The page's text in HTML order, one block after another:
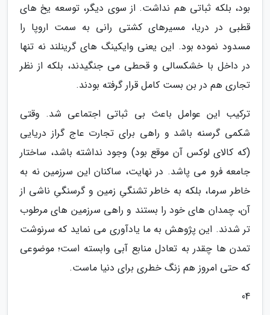
بود، بلکه ثباتی هم نداشت. از سوی دیگر، توسعه یخ های
قطبی در دریا، مسیرهای کشتی رانی به سمت اروپا را
مسدود نموده بود. این یعنی وایکینگ های گرینلند نه تنها
در داخل با خشکسالی و قحطی می جنگیدند، بلکه از نظر
تجاری هم در بن بست کامل قرار گرفته بودند.
ترکیب این عوامل باعث بی ثباتی اجتماعی شد. وقتی
شکمی گرسنه باشد و راهی برای تجارت عاج گراز دریایی
(که کالای لوکس آن موقع بود) وجود نداشته باشد، ساختار
جامعه فرو می پاشد. در نهایت، ساکنان این سرزمین نه به
خاطر سرما، بلکه به خاطر تشنگیِ زمین و گرسنگیِ ناشی از
آن، چمدان های خود را بستند و راهی سرزمین های مرطوب
تر شدند. این پژوهش به ما یادآوری می نماید که سرنوشت
تمدن ها چقدر به تعادل منابع آبی وابسته است؛ موضوعی
که حتی امروز هم زنگ خطری برای دنیا ماست.
04